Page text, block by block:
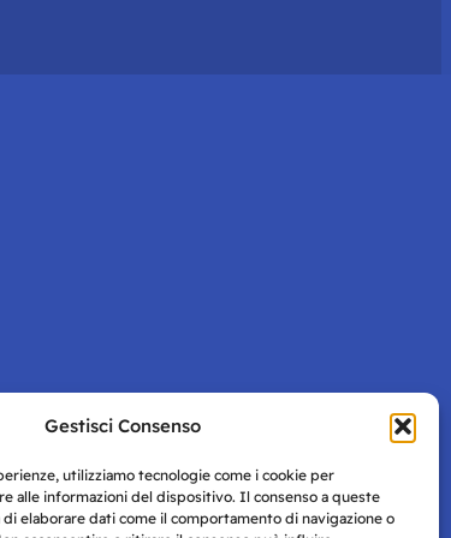
Gestisci Consenso
utilizziamo tecnologie come i cookie per
alle informazioni del dispositivo. Il consenso a queste
elaborare dati come il comportamento di navigazione o